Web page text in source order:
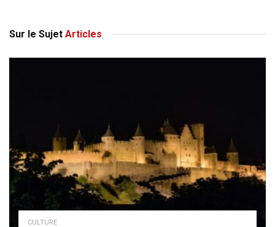
Sur le Sujet Articles
CULTURE